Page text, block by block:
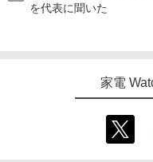
を代表に聞いた
家電